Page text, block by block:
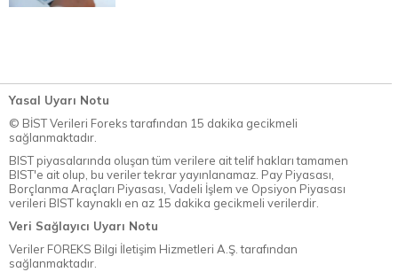
Yasal Uyarı Notu
© BİST Verileri Foreks tarafından 15 dakika gecikmeli
sağlanmaktadır.
BIST piyasalarında oluşan tüm verilere ait telif hakları tamamen
BIST'e ait olup, bu veriler tekrar yayınlanamaz. Pay Piyasası,
Borçlanma Araçları Piyasası, Vadeli İşlem ve Opsiyon Piyasası
verileri BIST kaynaklı en az 15 dakika gecikmeli verilerdir.
Veri Sağlayıcı Uyarı Notu
Veriler FOREKS Bilgi İletişim Hizmetleri A.Ş. tarafından
sağlanmaktadır.